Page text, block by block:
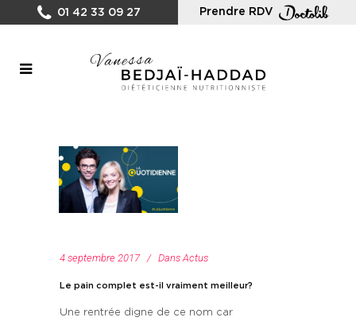
01 42 33 09 27 Prendre RDV
4 septembre 2017 Dans Actus
Le pain complet est-il vraiment meilleur?
Une rentrée digne de ce nom car